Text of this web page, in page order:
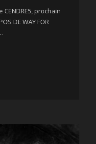
prochain
DE WAY FOR